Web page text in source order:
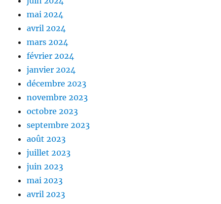
mai 2024
avril 2024
mars 2024
février 2024
janvier 2024
décembre 2023
novembre 2023
octobre 2023
septembre 2023
août 2023
juillet 2023
juin 2023
mai 2023
avril 2023